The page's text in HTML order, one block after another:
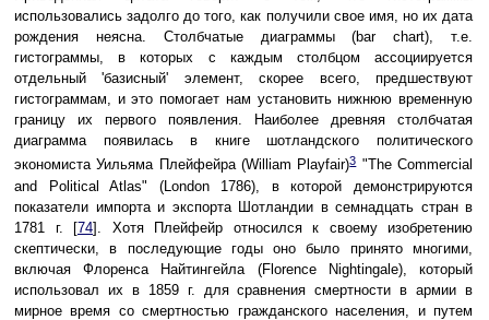
использовались задолго до того, как получили свое имя, но их дата
рождения неясна. Столбчатые диаграммы (bar chart), т.е.
гистограммы, в которых с каждым столбцом ассоциируется
отдельный 'базисный' элемент, скорее всего, предшествуют
гистограммам, и это помогает нам установить нижнюю временную
границу их первого появления. Наиболее древняя столбчатая
диаграмма появилась в книге шотландского политического
экономиста Уильяма Плейфейра (William Playfair)3"The Commercial
and Political Atlas" (London 1786), в которой демонстрируются
показатели импорта и экспорта Шотландии в семнадцать стран в
1781 г. [74]. Хотя Плейфейр относился к своему изобретению
скептически, в последующие годы оно было принято многими,
включая Флоренса Найтингейла (Florence Nightingale), который
использовал их в 1859 г. для сравнения смертности в армии в
мирное время со смертностью гражданского населения, и путем